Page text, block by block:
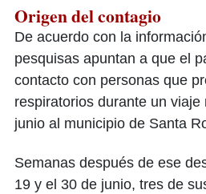
Origen del contagio
De acuerdo con la
pesquisas apuntan a que el
contacto con personas que
respiratorios durante un
junio al municipio de Santa
Semanas después de ese
19 y el 30 de junio, tres de